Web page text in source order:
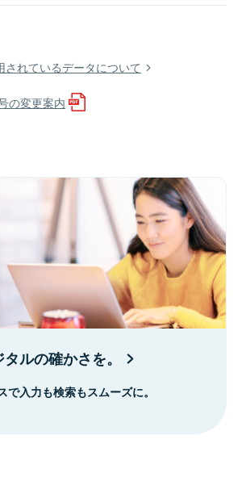
れているデータについて
の変更案内
ルの確かさを。
で入力も検索もスムーズに。